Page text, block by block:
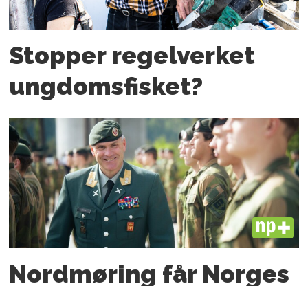
Stopper regelverket
ungdoms­fisket?
PLUS
Nordmøring får Norges